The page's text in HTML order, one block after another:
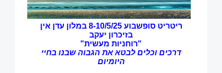
theosophia100@gmail.com